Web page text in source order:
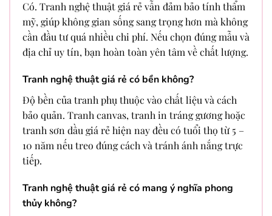
Có. Tranh nghệ thuật giá rẻ vẫn đảm bảo tính thẩm
mỹ, giúp không gian sống sang trọng hơn mà không
cần đầu tư quá nhiều chi phí. Nếu chọn đúng mẫu và
địa chỉ uy tín, bạn hoàn toàn yên tâm về chất lượng.
Tranh nghệ thuật giá rẻ có bền không?
Độ bền của tranh phụ thuộc vào chất liệu và cách
bảo quản. Tranh canvas, tranh in tráng gương hoặc
tranh sơn dầu giá rẻ hiện nay đều có tuổi thọ từ 5 –
10 năm nếu treo đúng cách và tránh ánh nắng trực
tiếp.
Tranh nghệ thuật giá rẻ có mang ý nghĩa phong
thủy không?